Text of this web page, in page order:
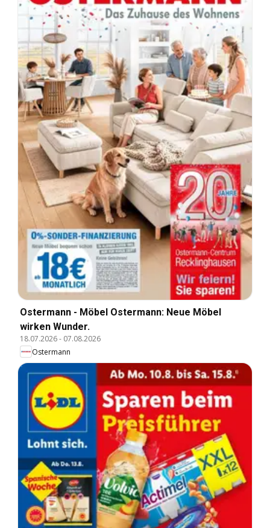
Ostermann - Möbel Ostermann: Neue Möbel
wirken Wunder.
18.07.2026- 07.08.2026
Ostermann